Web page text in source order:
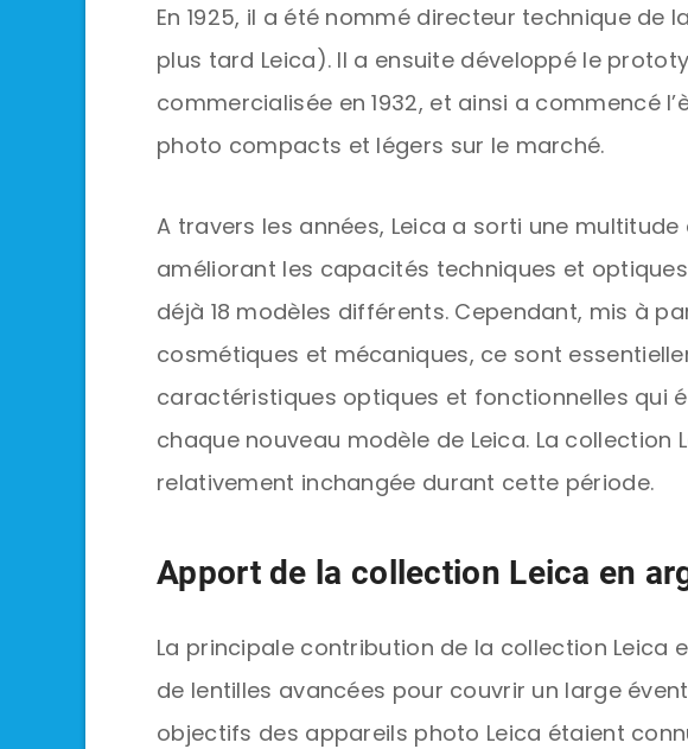
En 1925, il a été nommé directeur technique de
plus tard Leica). Il a ensuite développé le
commercialisée en 1932, et ainsi a commencé
photo compacts et légers sur le marché.
A travers les années, Leica a sorti une
améliorant les capacités techniques et
déjà 18 modèles différents. Cependant, mis à
cosmétiques et mécaniques, ce sont
caractéristiques optiques et fonctionnelles qui
chaque nouveau modèle de Leica. La collection
relativement inchangée durant cette période.
Apport de la collection Leica en
La principale contribution de la collection Leica
de lentilles avancées pour couvrir un large
objectifs des appareils photo Leica étaient